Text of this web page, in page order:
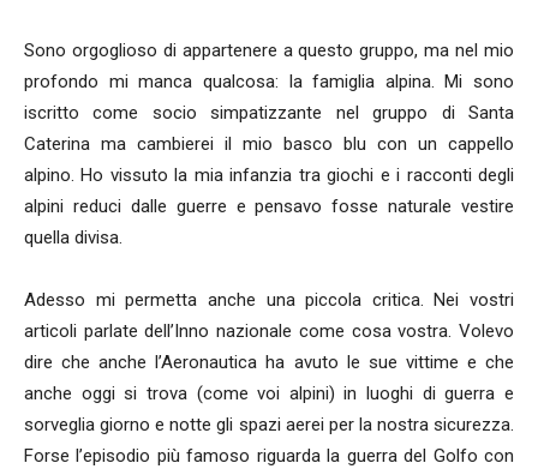
Sono orgoglioso di appartenere a questo gruppo, ma nel mio
profondo mi manca qualcosa: la famiglia alpina. Mi sono
iscritto come socio simpatizzante nel gruppo di Santa
Caterina ma cambierei il mio basco blu con un cappello
alpino. Ho vissuto la mia infanzia tra giochi e i racconti degli
alpini reduci dalle guerre e pensavo fosse naturale vestire
quella divisa.
Adesso mi permetta anche una piccola critica. Nei vostri
articoli parlate dell’Inno nazionale come cosa vostra. Volevo
dire che anche l’Aeronautica ha avuto le sue vittime e che
anche oggi si trova (come voi alpini) in luoghi di guerra e
sorveglia giorno e notte gli spazi aerei per la nostra sicurezza.
Forse l’episodio più famoso riguarda la guerra del Golfo con